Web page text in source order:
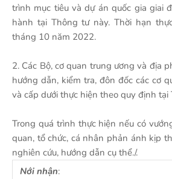
trình mục tiêu và dự án quốc gia giai
hành tại Thông tư này. Thời hạn
tháng 10 năm 2022.
2. Các Bộ, cơ quan trung ương và địa
hướng dẫn, kiểm tra, đôn đốc các cơ
và cấp dưới thực hiện theo quy định tại
Trong quá trình thực hiện nếu có
quan, tổ chức, cá nhân phản ánh kịp
nghiên cứu, hướng dẫn cụ thể./.
Nới nhận: